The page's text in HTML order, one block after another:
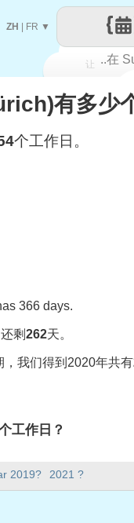
让 ..在
ZH FR ▼
2019? 2021 ?
有多少
个工作日。
366 days.
剩262天。
我们得到2020年共有
工作日？